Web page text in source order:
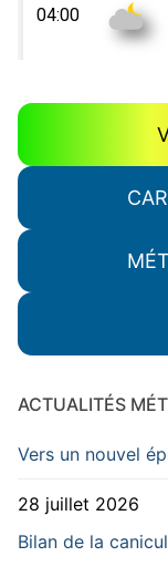
ACTUALITÉS
Vers un nouvel
28 juillet 2026
Bilan de la